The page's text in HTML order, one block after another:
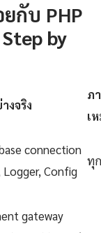
กับ PHP
by
งจริง
ภ
เ
connection
Config
ทุ
gateway